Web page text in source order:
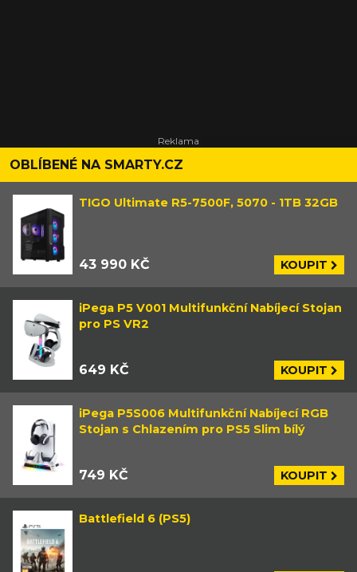
OBLÍBENÉ NA SMARTY.CZ
TIGO Ultimate R5-7500F, 5070 - 1TB 32GB
43 990 KČ KOUPIT
iPega P5 V001 Multifunkční Nabíjecí Stojan
pro PS VR2
649 KČ KOUPIT
iPega P5S006 Multifunkční Nabíjecí RGB
Stojan s Chlazením pro PS5 Slim bílý
749 KČ KOUPIT
Battlefield 6 (PS5)